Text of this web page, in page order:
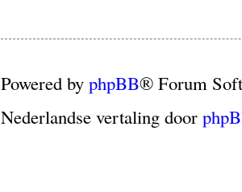
Powered byphpBB® Forum
Nederlandse vertaling door